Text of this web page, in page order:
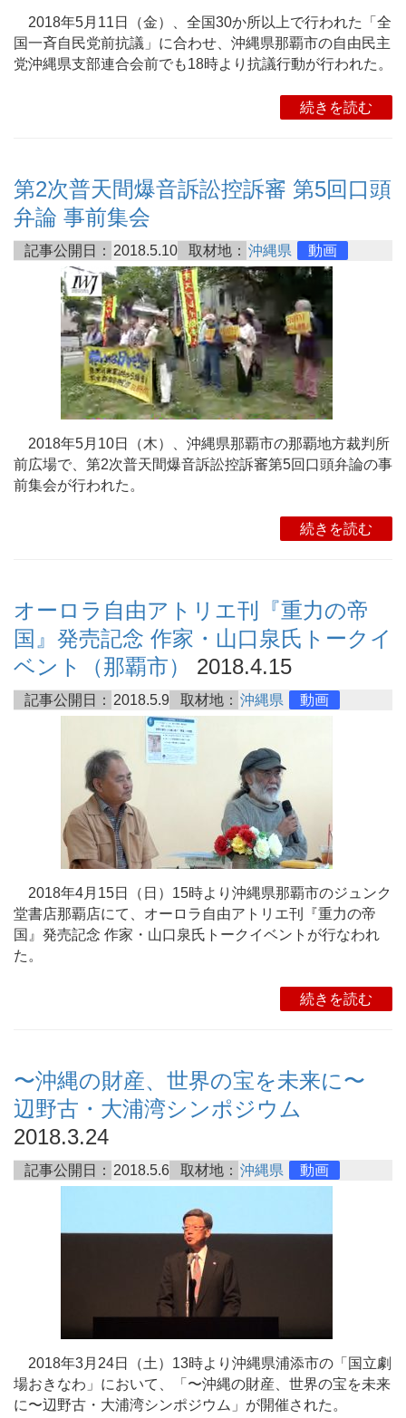
2018年5月11日（金）、全国30か所以上で行われた「全
国一斉自民党前抗議」に合わせ、沖縄県那覇市の自由民主
党沖縄県支部連合会前でも18時より抗議行動が行われた。
続きを読む
第2次普天間爆音訴訟控訴審 第5回口頭
弁論 事前集会
記事公開日： 2018.5.10 取材地： 沖縄県 動画
2018年5月10日（木）、沖縄県那覇市の那覇地方裁判所
前広場で、第2次普天間爆音訴訟控訴審第5回口頭弁論の事
前集会が行われた。
続きを読む
オーロラ自由アトリエ刊『重力の帝
国』発売記念 作家・山口泉氏トークイ
ベント（那覇市）
2018.4.15
記事公開日： 2018.5.9 取材地： 沖縄県 動画
2018年4月15日（日）15時より沖縄県那覇市のジュンク
堂書店那覇店にて、オーロラ自由アトリエ刊『重力の帝
国』発売記念 作家・山口泉氏トークイベントが行なわれ
た。
続きを読む
〜沖縄の財産、世界の宝を未来に〜
辺野古・大浦湾シンポジウム
2018.3.24
記事公開日： 2018.5.6 取材地： 沖縄県 動画
2018年3月24日（土）13時より沖縄県浦添市の「国立劇
場おきなわ」において、「〜沖縄の財産、世界の宝を未来
に〜辺野古・大浦湾シンポジウム」が開催された。